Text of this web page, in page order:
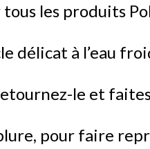
les produits
délicat à l’eau
le et
pour faire